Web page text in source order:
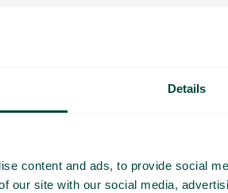
Details
content and ads, to provide social
our site with our social media,